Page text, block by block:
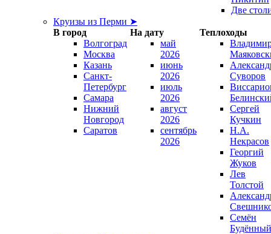
Две
Круизы из Перми ➤
В город
На дату
Теплоходы
Волгоград
Москва
Казань
Санкт-
Петербург
Самара
Нижний
Новгород
Саратов
май
2026
июнь
2026
июль
2026
август
2026
сентябрь
2026
Суворов
Сергей
Кучкин
Н.А.
Некрасов
Георгий
Жуков
Лев
Толстой
Семён
Будённый